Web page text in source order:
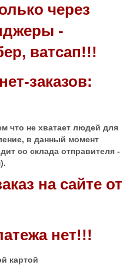
через
-
ватсап!!!
заказов:
что не хватает людей для
в данный момент
со склада отправителя -
на сайте от
нет!!!
картой